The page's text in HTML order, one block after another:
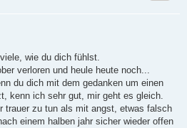
wie du dich fühlst.
verloren und heule heute noch...
du dich mit dem gedanken um einen
kenn ich sehr gut, mir geht es gleich.
trauer zu tun als mit angst, etwas falsch
einem halben jahr sicher wieder offen